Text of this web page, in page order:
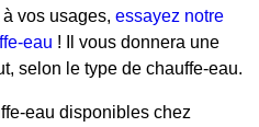
vos usages, essayez notre
eau ! Il vous donnera une
selon le type de chauffe-eau.
eau disponibles chez